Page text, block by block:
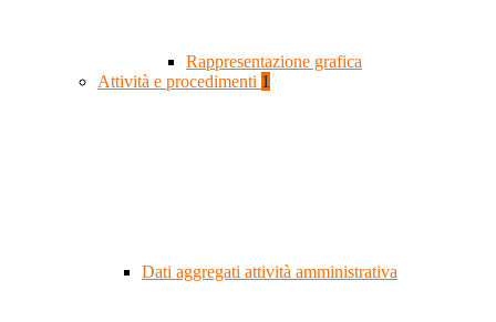
Rappresentazione grafica
Attività e procedimenti 1
Dati aggregati attività amministrativa